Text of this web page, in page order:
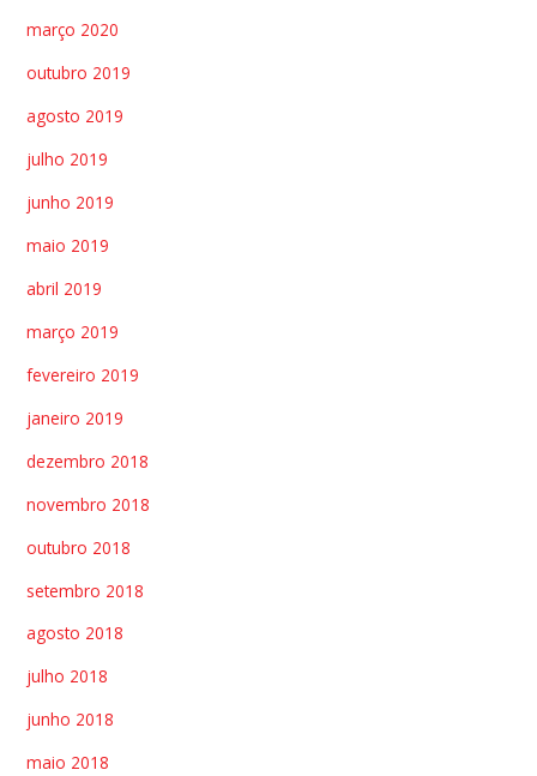
março 2020
outubro 2019
agosto 2019
julho 2019
junho 2019
maio 2019
abril 2019
março 2019
fevereiro 2019
janeiro 2019
dezembro 2018
novembro 2018
outubro 2018
setembro 2018
agosto 2018
julho 2018
junho 2018
maio 2018